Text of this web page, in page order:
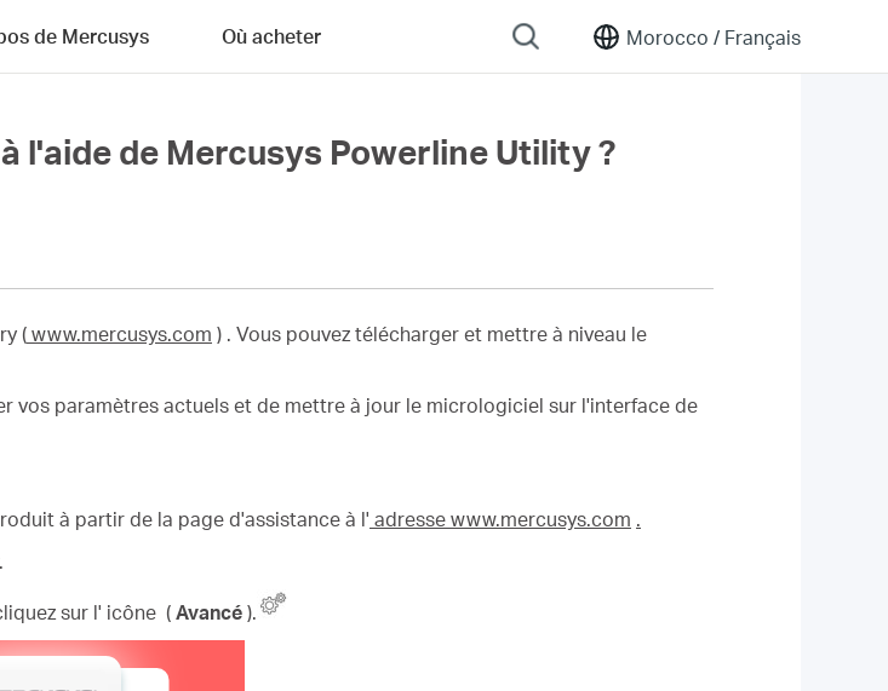
Morocco / Français
de Mercusys Où acheter
l'aide de Mercusys Powerline Utility ?
(www.mercusys.com ) . Vous pouvez télécharger et mettre à niveau le
vos paramètres actuels et de mettre à jour le micrologiciel sur l'interface de
à partir de la page d'assistance à l' adresse www.mercusys.com .
sur l' icône ( Avancé ).